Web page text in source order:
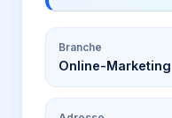
Branche
Online-Marketing